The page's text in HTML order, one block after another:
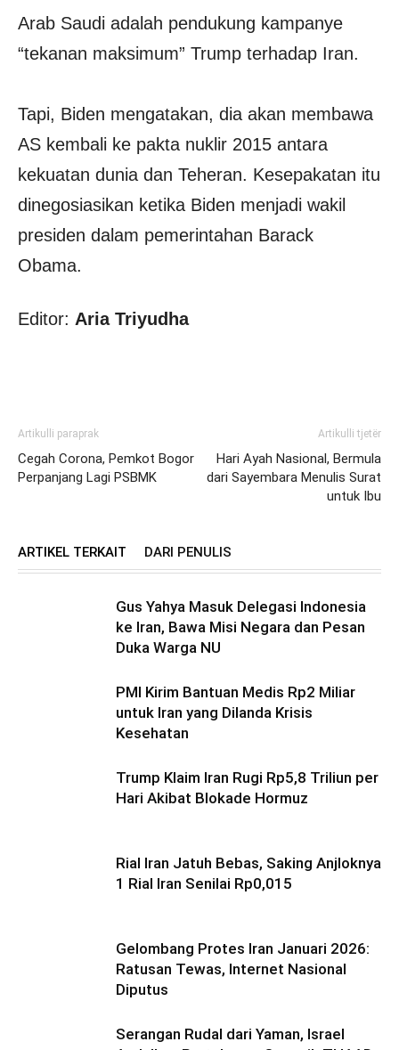
Arab Saudi adalah pendukung kampanye
“tekanan maksimum” Trump terhadap Iran.
Tapi, Biden mengatakan, dia akan membawa
AS kembali ke pakta nuklir 2015 antara
kekuatan dunia dan Teheran. Kesepakatan itu
dinegosiasikan ketika Biden menjadi wakil
presiden dalam pemerintahan Barack
Obama.
Editor: Aria Triyudha
Artikulli paraprak
Cegah Corona, Pemkot Bogor
Perpanjang Lagi PSBMK
Artikulli tjetër
Hari Ayah Nasional, Bermula
dari Sayembara Menulis Surat
untuk Ibu
ARTIKEL TERKAIT DARI PENULIS
Gus Yahya Masuk Delegasi Indonesia
ke Iran, Bawa Misi Negara dan Pesan
Duka Warga NU
PMI Kirim Bantuan Medis Rp2 Miliar
untuk Iran yang Dilanda Krisis
Kesehatan
Trump Klaim Iran Rugi Rp5,8 Triliun per
Hari Akibat Blokade Hormuz
Rial Iran Jatuh Bebas, Saking Anjloknya
1 Rial Iran Senilai Rp0,015
Gelombang Protes Iran Januari 2026:
Ratusan Tewas, Internet Nasional
Diputus
Serangan Rudal dari Yaman, Israel